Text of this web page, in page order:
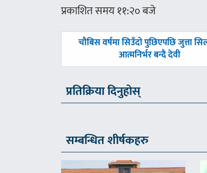
प्रकाशित समय ११:२० बजे
पछिल्लाे
चौबिस वर्षमा सिउँदो पुछिएपछि जुत्ता
आत्मनिर्भर बन्दै देवी
प्रतिक्रिया दिनुहोस्
सम्बन्धित शीर्षकहरु